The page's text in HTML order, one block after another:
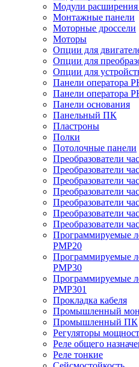
Модули
Монтажные панели
Моторные дроссели
Моторы
Опции для
Опции для
Опции для
Панели оператора
Панели оператора
Панели основания
Панельный ПК
Пластроны
Полки
Потолочные панели
Преобразователи
Преобразователи
Преобразователи
Преобразователи
Преобразователи
Преобразователи
Преобразователи
Программируемые
PMP20
Программируемые
PMP30
Программируемые
PMP301
Прокладка кабеля
Промышленный
Промышленный ПК
Регуляторы
Реле общего
Реле тонкие